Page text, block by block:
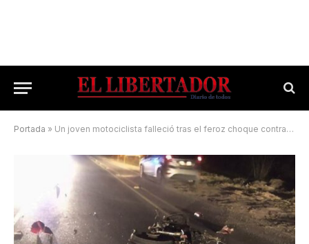
Portada » Un joven motociclista falleció tras el feroz choque contra un auto